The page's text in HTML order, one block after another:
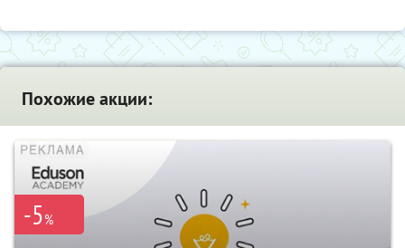
Похожие акции:
-5%